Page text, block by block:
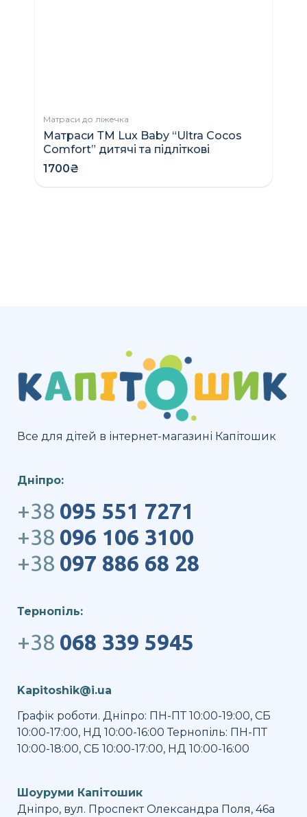
Матраси до ліжечка
Матраси ТМ Lux Baby “Ultra Cocos
Comfort” дитячі та підліткові
1700₴
Все для дітей в інтернет-магазині Капітошик
Дніпро:
+38 095 551 7271
+38 096 106 3100
+38 097 886 68 28
Тернопіль:
+38 068 339 5945
Kapitoshik@i.ua
Графік роботи. Дніпро: ПН-ПТ 10:00-19:00, СБ
10:00-17:00, НД 10:00-16:00 Тернопіль: ПН-ПТ
10:00-18:00, СБ 10:00-17:00, НД 10:00-16:00
Шоуруми Капітошик
Дніпро, вул. Проспект Олександра Поля, 46а